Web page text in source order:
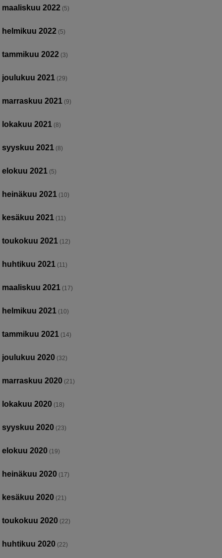
maaliskuu 2022 (5)
helmikuu 2022 (5)
tammikuu 2022 (3)
joulukuu 2021 (29)
marraskuu 2021 (9)
lokakuu 2021 (8)
syyskuu 2021 (8)
elokuu 2021 (5)
heinäkuu 2021 (10)
kesäkuu 2021 (11)
toukokuu 2021 (12)
huhtikuu 2021 (11)
maaliskuu 2021 (17)
helmikuu 2021 (10)
tammikuu 2021 (14)
joulukuu 2020 (32)
marraskuu 2020 (21)
lokakuu 2020 (18)
syyskuu 2020 (23)
elokuu 2020 (19)
heinäkuu 2020 (17)
kesäkuu 2020 (21)
toukokuu 2020 (22)
huhtikuu 2020 (22)